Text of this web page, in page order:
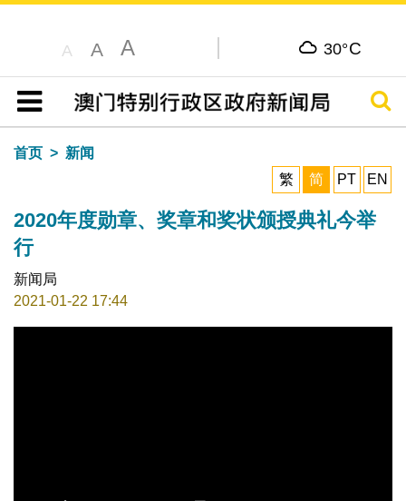
A A A 30°C
目录
搜寻
首页
新闻
繁
简 PT EN
2020年度勋章、奖章和奖状颁授典礼今举
行
新闻局
2021-01-22 17:44